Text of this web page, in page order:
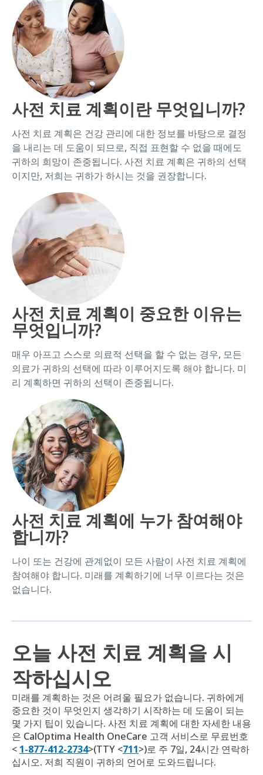
사전 치료 계획이란 무엇입니까?
사전 치료 계획은 건강 관리에 대한 정보를 바탕으로 결정
을 내리는 데 도움이 되므로, 직접 표현할 수 없을 때에도
귀하의 희망이 존중됩니다. 사전 치료 계획은 귀하의 선택
이지만, 저희는 귀하가 하시는 것을 권장합니다.
사전 치료 계획이 중요한 이유는
무엇입니까?
매우 아프고 스스로 의료적 선택을 할 수 없는 경우, 모든
의료가 귀하의 선택에 따라 이루어지도록 해야 합니다. 미
리 계획하면 귀하의 선택이 존중됩니다.
사전 치료 계획에 누가 참여해야
합니까?
나이 또는 건강에 관계없이 모든 사람이 사전 치료 계획에
참여해야 합니다. 미래를 계획하기에 너무 이르다는 것은
없습니다.
오늘 사전 치료 계획을 시
작하십시오
미래를 계획하는 것은 어려울 필요가 없습니다. 귀하에게
중요한 것이 무엇인지 생각하기 시작하는 데 도움이 되는
몇 가지 팁이 있습니다. 사전 치료 계획에 대한 자세한 내용
은 CalOptima Health OneCare 고객 서비스로 무료번호
< 1-877-412-2734>(TTY <711>)로 주 7일, 24시간 연락하
십시오. 저희 직원이 귀하의 ‌언어로 ‌도와드립니다.